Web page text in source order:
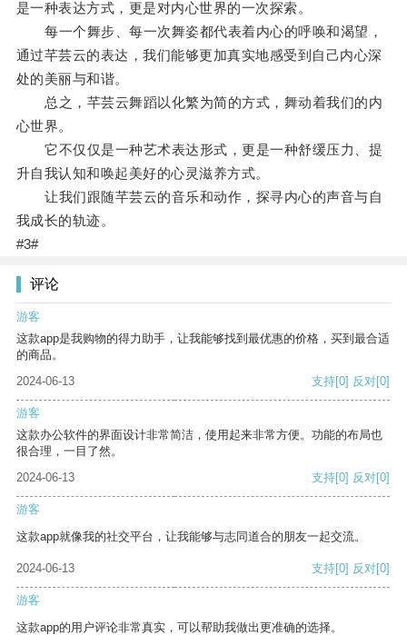
是一种表达方式，更是对内心世界的一次探索。
每一个舞步、每一次舞姿都代表着内心的呼唤和渴望，
通过芊芸云的表达，我们能够更加真实地感受到自己内心深
处的美丽与和谐。
总之，芊芸云舞蹈以化繁为简的方式，舞动着我们的内
心世界。
它不仅仅是一种艺术表达形式，更是一种舒缓压力、提
升自我认知和唤起美好的心灵滋养方式。
让我们跟随芊芸云的音乐和动作，探寻内心的声音与自
我成长的轨迹。
#3#
评论
游客
这款app是我购物的得力助手，让我能够找到最优惠的价格，买到最合适
的商品。
2024-06-13
支持[0] 反对[0]
游客
这款办公软件的界面设计非常简洁，使用起来非常方便。功能的布局也
很合理，一目了然。
2024-06-13
支持[0] 反对[0]
游客
这款app就像我的社交平台，让我能够与志同道合的朋友一起交流。
2024-06-13 支持[0] 反对[0]
游客
这款app的用户评论非常真实，可以帮助我做出更准确的选择。